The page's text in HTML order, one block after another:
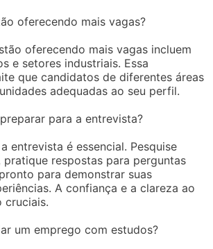
oferecendo mais vagas?
oferecendo mais vagas incluem
e setores industriais. Essa
que candidatos de diferentes áreas
adequadas ao seu perfil.
para a entrevista?
entrevista é essencial. Pesquise
pratique respostas para perguntas
para demonstrar suas
A confiança e a clareza ao
cruciais.
um emprego com estudos?